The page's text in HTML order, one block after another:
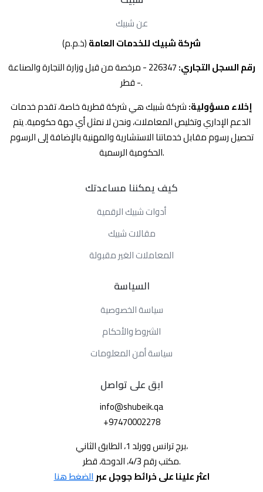
عن شبيك
شركة شبيك للخدمات العامة(ذ.م.م)
رقم السجل التجاري:
226347 - مرخصة من قبل وزارة التجارة والصناعة
- قطر.
إخلاء مسؤولية:شركة شبيك هي شركة قطرية خاصة، تقدم خدمات
الدعم الإداري وتخليص المعاملات، ونحن لا نمثل أي جهة حكومية. يتم
تحصيل رسوم مقابل خدماتنا الاستشارية والمهنية بالإضافة إلى الرسوم
الحكومية الرسمية.
كيف يمكننا مساعدتك
أدوات شبيك الرقمية
مقالات شبيك
المعاملات الغير مقبولة
السياسة
سياسة الخصوصية
الشروط والأحكام
سياسة أمن المعلومات
ابق على تواصل
info@shubeik.qa
+97470002278
برج ترانس وورلد 1، الطابق الثاني،
مكتب رقم 4/3، الدوحة، قطر.
اعثر علينا على خرائط جوجل عبرالضغط هنا